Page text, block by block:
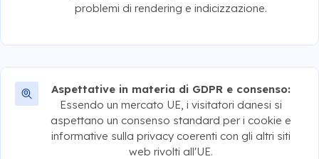
problemi di rendering e indicizzazione.
Aspettative in materia di GDPR e consenso:
Essendo un mercato UE, i visitatori danesi si
aspettano un consenso standard per i cookie e
informative sulla privacy coerenti con gli altri siti
web rivolti all'UE.